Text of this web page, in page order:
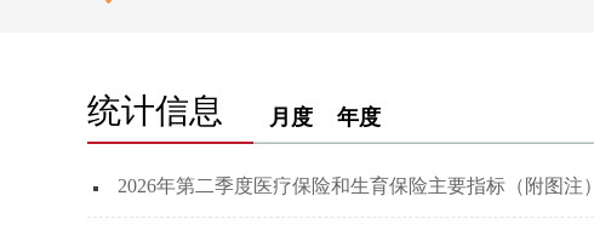
统计信息 月度 年度
2026年第二季度医疗保险和生育保险主要指标（附图注）